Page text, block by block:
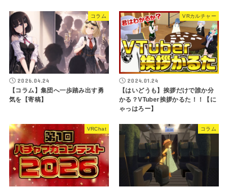
コラム
2026.04.24
【コラム】集団へ一歩踏み出す勇
気を【寄稿】
VRカルチャー
2024.01.24
【はいどうも】挨拶だけで誰か分
かる？VTuber挨拶かるた！！【に
ゃっはろー】
VRChat コラム